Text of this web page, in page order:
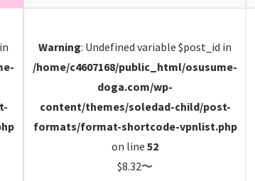
Warning: Undefined variable $post_id in
/home/c4607168/public_html/osusume-
doga.com/wp-
content/themes/soledad-child/post-
formats/format-shortcode-vpnlist.php
on line 52
$8.32〜